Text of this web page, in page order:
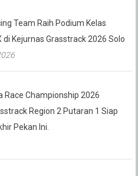
Team Raih Podium Kelas
di Kejurnas Grasstrack 2026 Solo
Race Championship 2026
Region 2 Putaran 1 Siap
Pekan Ini.